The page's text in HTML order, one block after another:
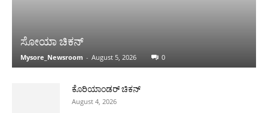
ಸೋಯಾ ಚಿಕನ್
Mysore_Newsroom - August 5, 2026 0
ಕೊರಿಯಾಂಡರ್ ಚಿಕನ್
August 4, 2026